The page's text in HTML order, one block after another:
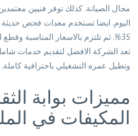
مجال الصيانة. كذلك توفر فنيين
اليوم. ايضا تستخدم معدات فحص حديثة
35%
. ثم تلتزم بالاسعار المناسبة وقطع
تعد الشركة الافضل لتقديم خدمات
وتطيل عمره التشغيلي باحترافية كاملة.
مميزات بوابة
المكيفات في